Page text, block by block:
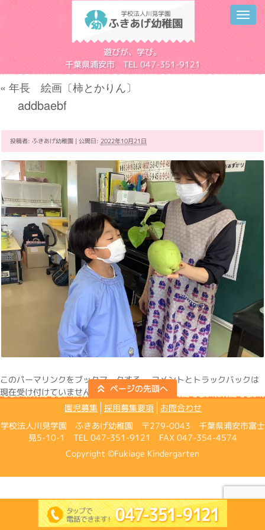
遊びが、学び。
千葉県浦安市 TEL 047-351-9121
« 年長 絵画〔柿とかりん〕
addbaebf
投稿者: ふきあげ幼稚園 | 公開日: 2022年10月21日
このパーマリンクをブックマークする。 コメントとトラックバックは
現在受け付けていません。
園児募集
採用募集要項
お問合わせ
学校法人川見学園 ふきあげ幼稚園 〒279-0043 千葉県浦安市富士
見5-10-1 TEL 047-351-9121 FAX 047-354-4574
Copyright ©Fukiage Kindergarten